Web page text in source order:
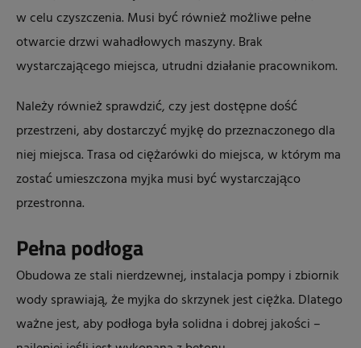
w celu czyszczenia. Musi być również możliwe pełne
otwarcie drzwi wahadłowych maszyny. Brak
wystarczającego miejsca, utrudni działanie pracownikom.
Należy również sprawdzić, czy jest dostępne dość
przestrzeni, aby dostarczyć myjkę do przeznaczonego dla
niej miejsca. Trasa od ciężarówki do miejsca, w którym ma
zostać umieszczona myjka musi być wystarczająco
przestronna.
Pełna podłoga
Obudowa ze stali nierdzewnej, instalacja pompy i zbiornik
wody sprawiają, że myjka do skrzynek jest ciężka. Dlatego
ważne jest, aby podłoga była solidna i dobrej jakości –